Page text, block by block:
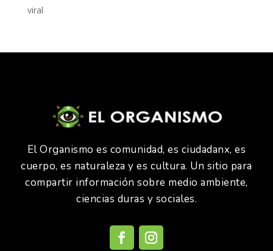
viral
El Organismo es comunidad, es ciudadanx, es
cuerpo, es naturaleza y es cultura. Un sitio para
compartir información sobre medio ambiente,
ciencias duras y sociales.